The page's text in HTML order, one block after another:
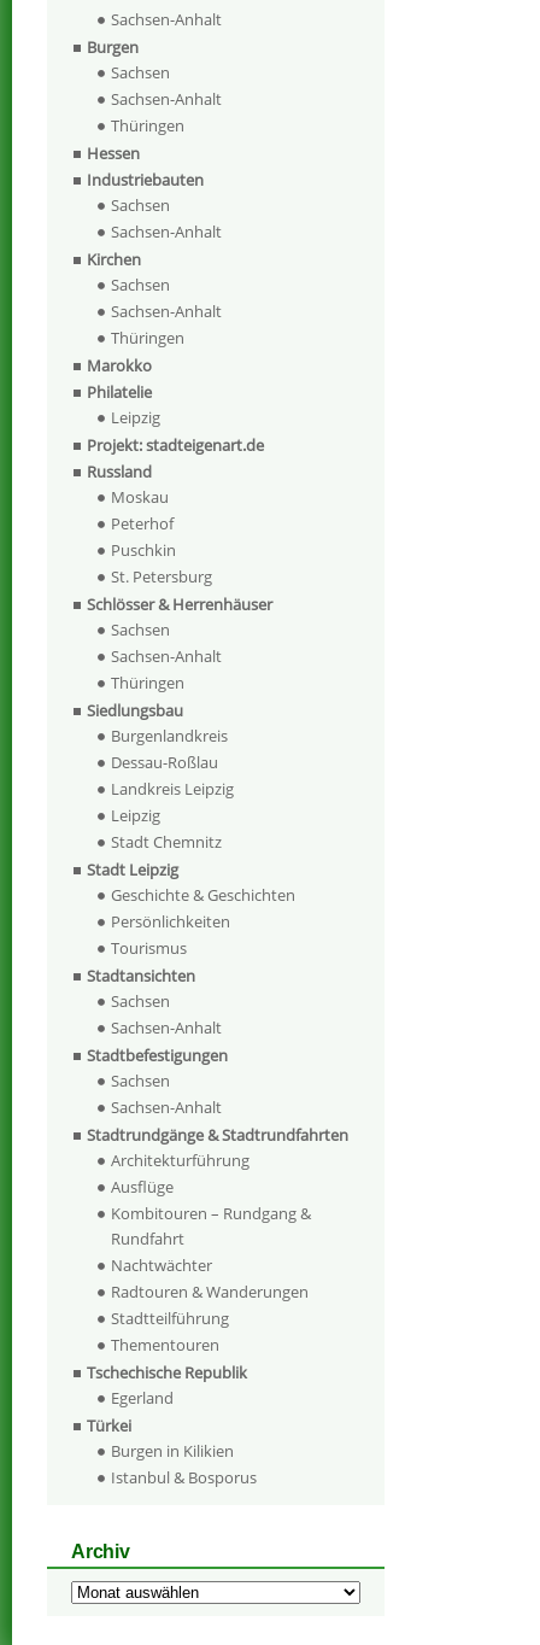
Sachsen-Anhalt
Burgen
Sachsen
Sachsen-Anhalt
Thüringen
Hessen
Industriebauten
Sachsen
Sachsen-Anhalt
Kirchen
Sachsen
Sachsen-Anhalt
Thüringen
Marokko
Philatelie
Leipzig
Projekt: stadteigenart.de
Russland
Moskau
Peterhof
Puschkin
St. Petersburg
Schlösser & Herrenhäuser
Sachsen
Sachsen-Anhalt
Thüringen
Siedlungsbau
Burgenlandkreis
Dessau-Roßlau
Landkreis Leipzig
Leipzig
Stadt Chemnitz
Stadt Leipzig
Geschichte & Geschichten
Persönlichkeiten
Tourismus
Stadtansichten
Sachsen
Sachsen-Anhalt
Stadtbefestigungen
Sachsen
Sachsen-Anhalt
Stadtrundgänge & Stadtrundfahrten
Architekturführung
Ausflüge
Kombitouren – Rundgang &
Rundfahrt
Nachtwächter
Radtouren & Wanderungen
Stadtteilführung
Thementouren
Tschechische Republik
Egerland
Türkei
Burgen in Kilikien
Istanbul & Bosporus
Archiv
Archiv